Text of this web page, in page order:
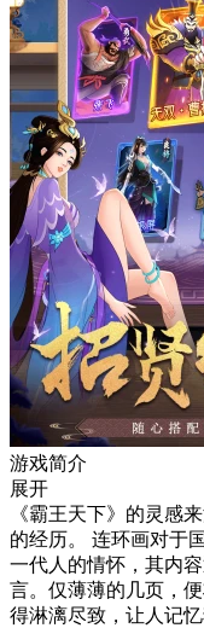
游戏简介
展开
《霸王天下》的灵感
的经历。 连环画对于
一代人的情怀，其内
言。仅薄薄的几页，
得淋漓尽致，让人记